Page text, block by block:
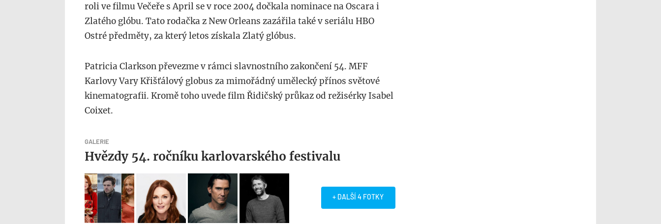
roli ve filmu Večeře s April se v roce 2004 dočkala nominace na Oscara i
Zlatého glóbu. Tato rodačka z New Orleans zazářila také v seriálu HBO
Ostré předměty, za který letos získala Zlatý glóbus.
Patricia Clarkson převezme v rámci slavnostního zakončení 54. MFF
Karlovy Vary Křišťálový globus za mimořádný umělecký přínos světové
kinematografii. Kromě toho uvede film Řidičský průkaz od režisérky Isabel
Coixet.
GALERIE
Hvězdy 54. ročníku karlovarského festivalu
+ DALŠÍ 4 FOTKY